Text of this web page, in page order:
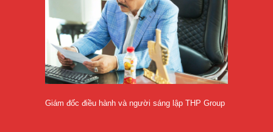
Giám đốc điều hành và người sáng lập THP Group